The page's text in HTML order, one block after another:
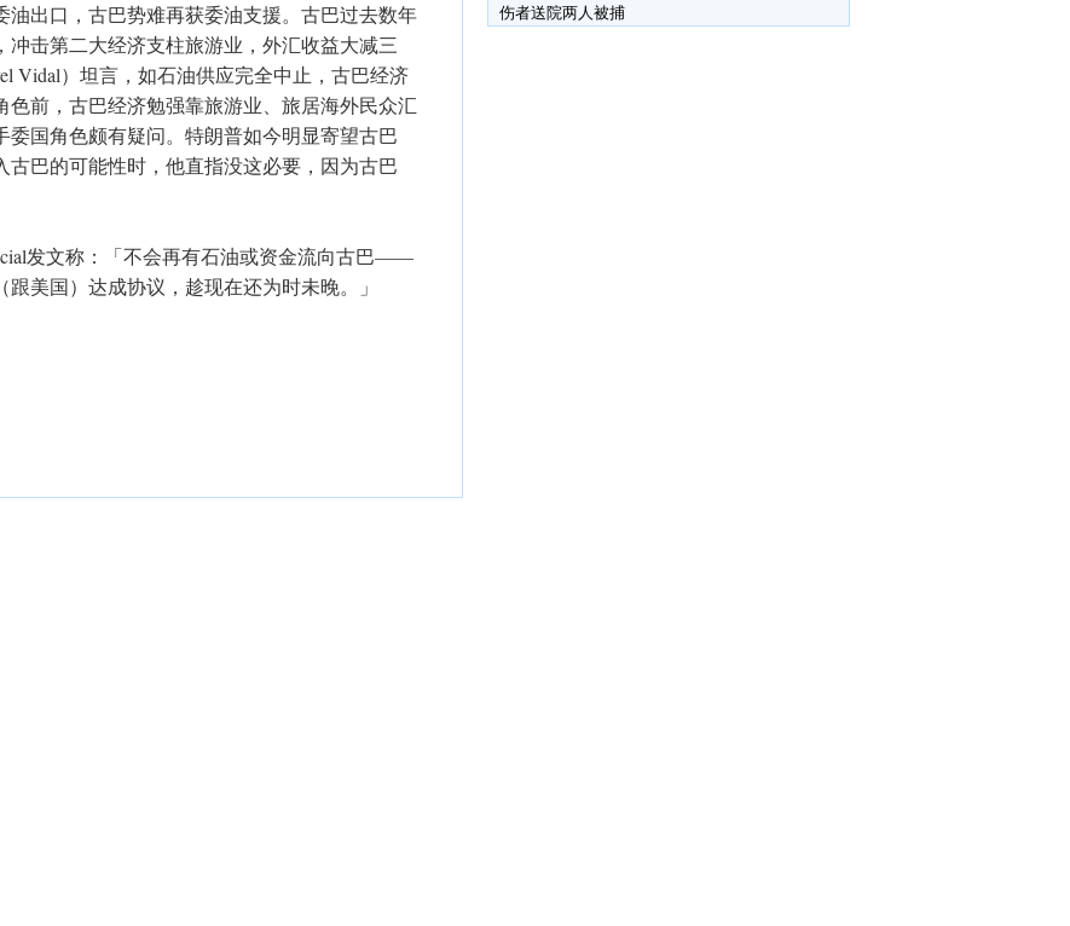
出口，古巴势难再获委油支援。古巴过去数年
击第二大经济支柱旅游业，外汇收益大减三
Vidal）坦言，如石油供应完全中止，古巴经济
前，古巴经济勉强靠旅游业、旅居海外民众汇
国角色颇有疑问。特朗普如今明显寄望古巴
古巴的可能性时，他直指没这必要，因为古巴
发文称：「不会再有石油或资金流向古巴——
美国）达成协议，趁现在还为时未晚。」
伤者送院两人被捕